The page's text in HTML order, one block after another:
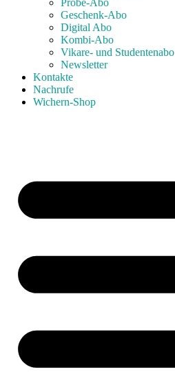
Probe-Abo
Geschenk-Abo
Digital Abo
Kombi-Abo
Vikare- und Studentenabo
Newsletter
Kontakte
Nachrufe
Wichern-Shop